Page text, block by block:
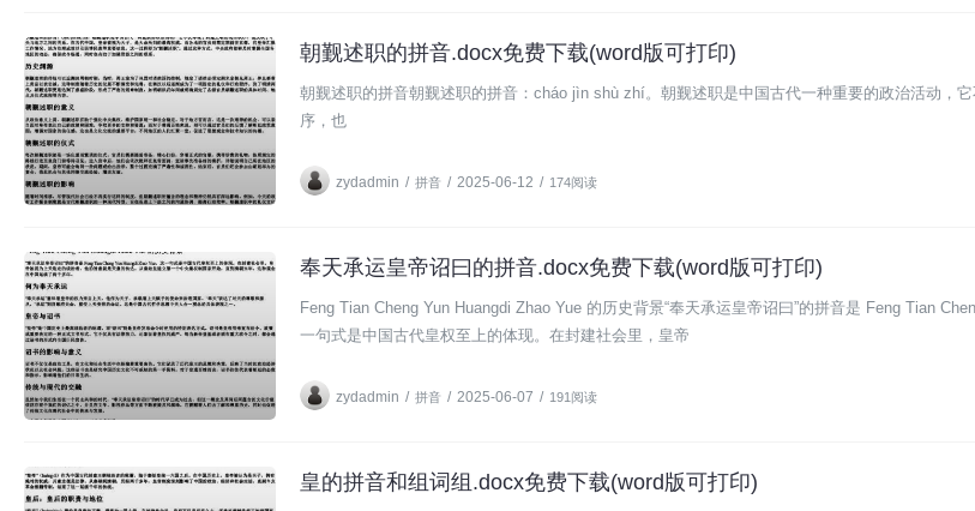
拼音
朝觐述职的拼音.docx免费下载(word版可打印)
朝觐述职的拼音朝觐述职的拼音：cháo jìn shù zhí。朝觐述职是中国古代一种重要的政治活动，
序，也
zydadmin / 拼音 / 2025-06-12 / 174阅读
拼音
奉天承运皇帝诏曰的拼音.docx免费下载(word版可打印)
Feng Tian Cheng Yun Huangdi Zhao Yue 的历史背景“奉天承运皇帝诏曰”的拼音是 Feng Tian
一句式是中国古代皇权至上的体现。在封建社会里，皇帝
zydadmin / 拼音 / 2025-06-07 / 191阅读
拼音
皇的拼音和组词组.docx免费下载(word版可打印)